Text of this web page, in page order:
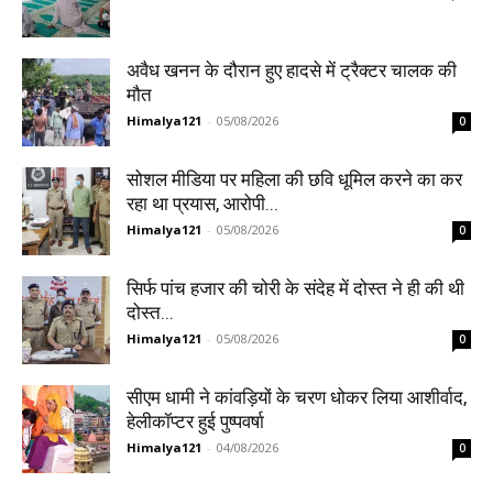
अवैध खनन के दौरान हुए हादसे में ट्रैक्टर चालक की
मौत
Himalya121 - 05/08/2026 0
सोशल मीडिया पर महिला की छवि धूमिल करने का कर
रहा था प्रयास, आरोपी...
Himalya121 - 05/08/2026 0
सिर्फ पांच हजार की चोरी के संदेह में दोस्त ने ही की थी
दोस्त...
Himalya121 - 05/08/2026 0
सीएम धामी ने कांवड़ियों के चरण धोकर लिया आशीर्वाद,
हेलीकॉप्टर हुई पुष्पवर्षा
Himalya121 - 04/08/2026 0